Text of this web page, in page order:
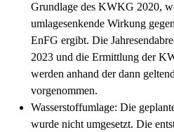
Grundlage des KWKG 2020,
umlagesenkende Wirkung
EnFG ergibt. Die
2023 und die Ermittlung der
werden anhand der dann
vorgenommen.
Wasserstoffumlage: Die
wurde nicht umgesetzt. Die